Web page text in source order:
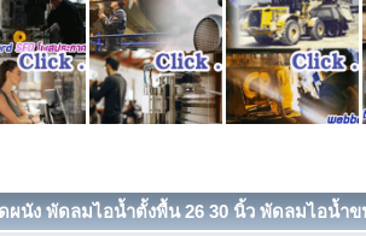
นัง พัดลมไอน้ำตั้งพื้น 26 30 นิ้ว พัดลมไอน้ำ